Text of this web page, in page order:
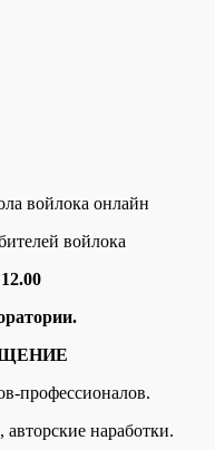
войлока онлайн
войлока
профессионалов.
наработки.